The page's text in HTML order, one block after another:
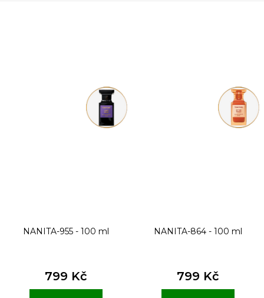
NANITA-955 - 100 ml
799 Kč
NANITA-864 - 100 ml
799 Kč